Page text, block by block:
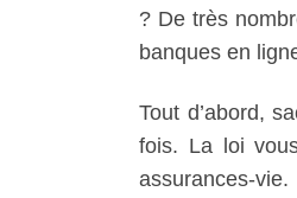
? De très
banques en
Tout d’abord,
fois. La loi
assurances-